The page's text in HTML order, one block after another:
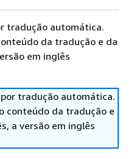
tradução automática.
da tradução e da
em inglês
tradução automática.
conteúdo da tradução e
a versão em inglês